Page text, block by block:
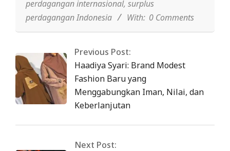
perdagangan internasional, surplus
perdagangan Indonesia
With: 0 Comments
Previous Post:
Haadiya Syari: Brand Modest
Fashion Baru yang
Menggabungkan Iman, Nilai, dan
Keberlanjutan
Next Post: